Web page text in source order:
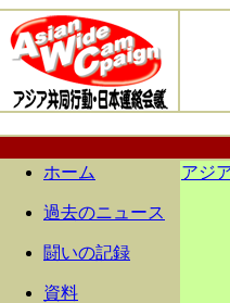
ホーム
過去のニュース
闘いの記録
資料
アジ